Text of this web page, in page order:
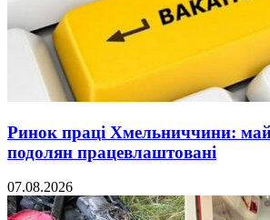
Ринок праці Хмельниччини:
подолян працевлаштовані
07.08.2026